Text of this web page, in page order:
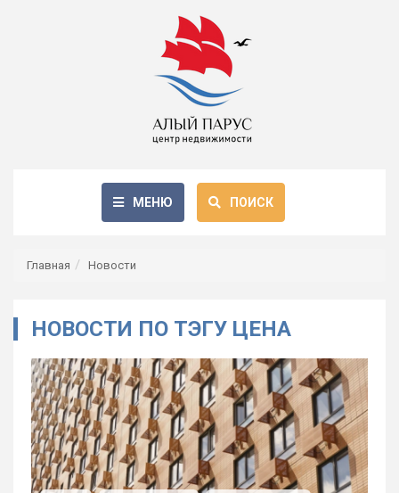
МЕНЮ ПОИСК
Главная Новости
НОВОСТИ ПО ТЭГУ ЦЕНА